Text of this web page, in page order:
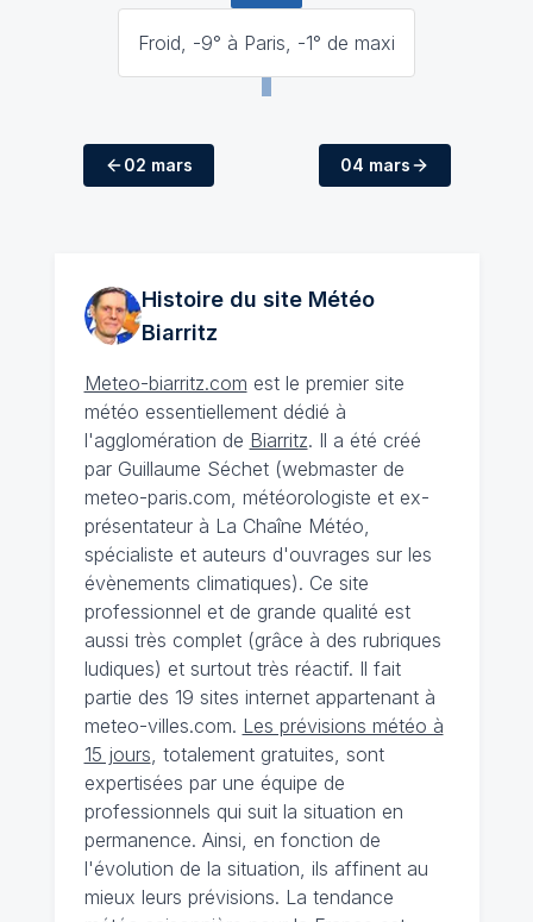
Froid, -9° à Paris, -1° de maxi
02 mars 04 mars
Histoire du site Météo
Biarritz
Meteo-biarritz.com est le premier site
météo essentiellement dédié à
l'agglomération de Biarritz. Il a été créé
par Guillaume Séchet (webmaster de
meteo-paris.com, météorologiste et ex-
présentateur à La Chaîne Météo,
spécialiste et auteurs d'ouvrages sur les
évènements climatiques). Ce site
professionnel et de grande qualité est
aussi très complet (grâce à des rubriques
ludiques) et surtout très réactif. Il fait
partie des 19 sites internet appartenant à
meteo-villes.com. Les prévisions météo à
15 jours , totalement gratuites, sont
expertisées par une équipe de
professionnels qui suit la situation en
permanence. Ainsi, en fonction de
l'évolution de la situation, ils affinent au
mieux leurs prévisions. La tendance